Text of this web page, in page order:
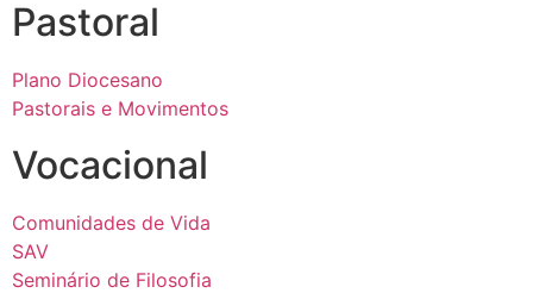
Pastoral
Plano Diocesano
Pastorais e Movimentos
Vocacional
Comunidades de Vida
SAV
Seminário de Filosofia